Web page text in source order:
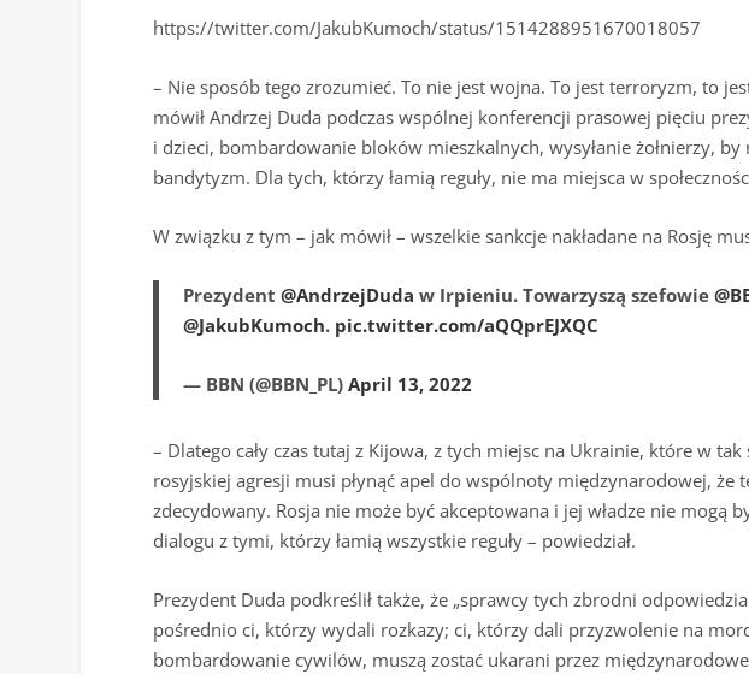
https://twitter.com/JakubKumoch/status/1514288951670018057
– Nie sposób tego zrozumieć. To nie jest wojna. To jest terroryzm, to
mówił Andrzej Duda podczas wspólnej konferencji prasowej pięciu
i dzieci, bombardowanie bloków mieszkalnych, wysyłanie żołnierzy,
bandytyzm. Dla tych, którzy łamią reguły, nie ma miejsca w
W związku z tym – jak mówił – wszelkie sankcje nakładane na Rosję
Prezydent@AndrzejDuda w Irpieniu. Towarzyszą szefowie
@JakubKumoch. pic.twitter.com/aQQprEJXQC
— BBN (@BBN_PL)April 13, 2022
– Dlatego cały czas tutaj z Kijowa, z tych miejsc na Ukrainie, które w
rosyjskiej agresji musi płynąć apel do wspólnoty międzynarodowej,
zdecydowany. Rosja nie może być akceptowana i jej władze nie mogą
dialogu z tymi, którzy łamią wszystkie reguły – powiedział.
Prezydent Duda podkreślił także, że „sprawcy tych zbrodni
pośrednio ci, którzy wydali rozkazy; ci, którzy dali przyzwolenie na
bombardowanie cywilów, muszą zostać ukarani przez międzynarodowe